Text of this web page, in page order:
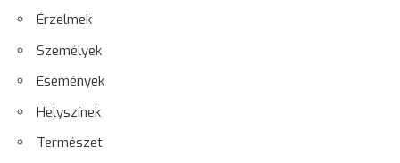
Érzelmek
Személyek
Események
Helyszínek
Természet